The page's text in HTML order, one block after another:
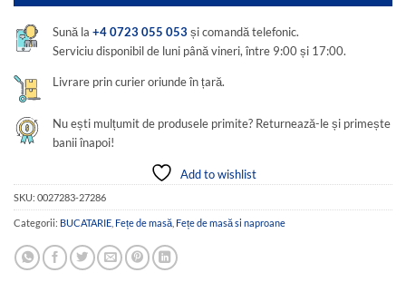
Sună la+4 0723 055 053 și comandă telefonic.
Serviciu disponibil de luni până vineri, între 9:00 și 17:00.
Livrare prin curier oriunde în țară.
Nu ești mulțumit de produsele primite? Returnează-le și primește
banii înapoi!
Add to wishlist
SKU: 0027283-27286
Categorii: BUCATARIE Fețe de masă Fețe de masă si naproane